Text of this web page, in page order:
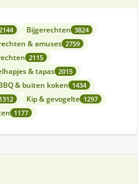
Bijgerechten 3824
& amuses 2759
2115
& tapas 2015
& buiten koken 1434
1312 Kip & gevogelte 1297
1177